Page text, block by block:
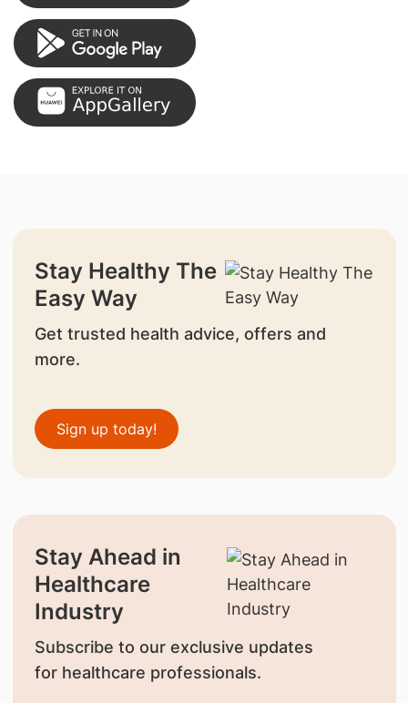
Stay Healthy The
Easy Way
Get trusted health advice, offers and
more.
Sign up today!
Stay Ahead in
Healthcare
Industry
Subscribe to our exclusive updates
for healthcare professionals.